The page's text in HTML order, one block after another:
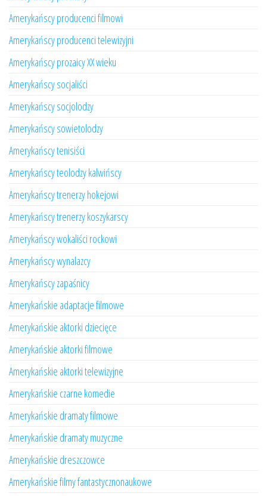
Amerykańscy producenci filmowi
Amerykańscy producenci telewizyjni
Amerykańscy prozaicy XX wieku
Amerykańscy socjaliści
Amerykańscy socjolodzy
Amerykańscy sowietolodzy
Amerykańscy tenisiści
Amerykańscy teolodzy kalwińscy
Amerykańscy trenerzy hokejowi
Amerykańscy trenerzy koszykarscy
Amerykańscy wokaliści rockowi
Amerykańscy wynalazcy
Amerykańscy zapaśnicy
Amerykańskie adaptacje filmowe
Amerykańskie aktorki dziecięce
Amerykańskie aktorki filmowe
Amerykańskie aktorki telewizyjne
Amerykańskie czarne komedie
Amerykańskie dramaty filmowe
Amerykańskie dramaty muzyczne
Amerykańskie dreszczowce
Amerykańskie filmy fantastycznonaukowe